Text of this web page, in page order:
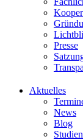
Presse
Aktuelles
News
Blog